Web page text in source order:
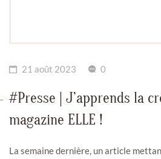
21 août 2023 0
#Presse | J’apprends la
magazine ELLE !
La semaine dernière, un article